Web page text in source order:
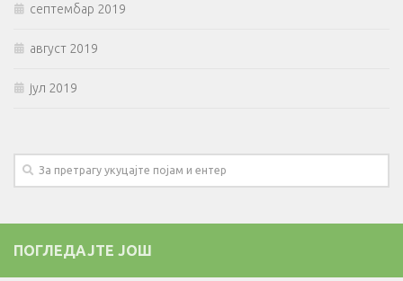
септембар 2019
август 2019
јул 2019
ПОГЛЕДАЈТЕ ЈОШ